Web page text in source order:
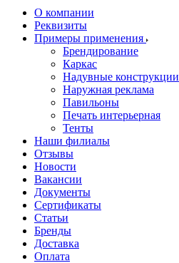
О компании
Реквизиты
Примеры применения
Брендирование
Каркас
Надувные конструкции
Наружная реклама
Павильоны
Печать интерьерная
Тенты
Наши филиалы
Отзывы
Новости
Вакансии
Документы
Cертификаты
Статьи
Бренды
Доставка
Оплата